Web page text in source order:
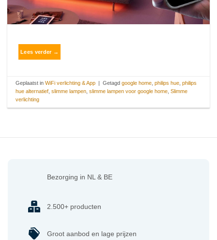
Lees verder →
Geplaatst in WiFi verlichting & App Getagd google home, philips hue, philips
hue alternatief, slimme lampen, slimme lampen voor google home, Slimme
verlichting
Bezorging in NL & BE
2.500+ producten
Groot aanbod en lage prijzen